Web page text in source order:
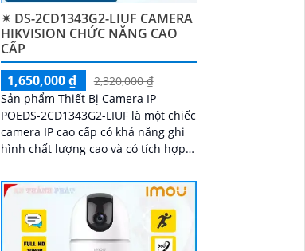
✴ DS-2CD1343G2-LIUF CAMERA
HIKVISION CHỨC NĂNG CAO
CẤP
1,650,000 ₫
2,320,000 ₫
Sản phẩm Thiết Bị Camera IP
POEDS-2CD1343G2-LIUF là một chiếc
camera IP cao cấp có khả năng ghi
hình chất lượng cao và có tích hợp
Ethernet). Với độ...